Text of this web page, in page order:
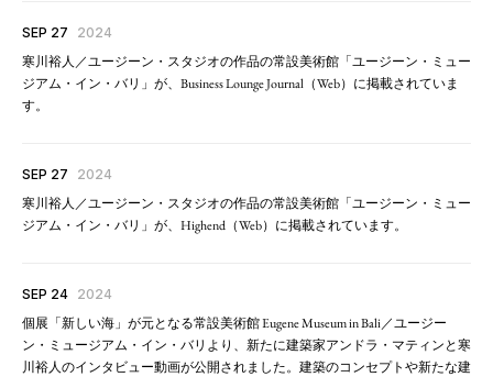
SEP 27 2024
寒川裕人／ユージーン・スタジオの作品の常設美術館「ユージーン・ミュー
ジアム・イン・バリ」が、Business Lounge Journal（Web）に掲載されていま
す。
SEP 27 2024
寒川裕人／ユージーン・スタジオの作品の常設美術館「ユージーン・ミュー
ジアム・イン・バリ」が、Highend（Web）に掲載されています。
SEP 24 2024
個展「新しい海」が元となる常設美術館 Eugene Museum in Bali／ユージー
ン・ミュージアム・イン・バリより、新たに建築家アンドラ・マティンと寒
川裕人のインタビュー動画が公開されました。建築のコンセプトや新たな建